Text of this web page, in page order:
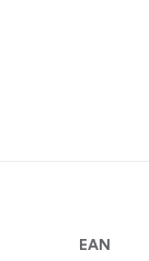
EAN